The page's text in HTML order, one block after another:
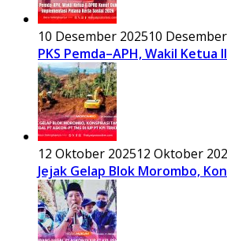
10 Desember 202510
PKS Pemda–APH, Wakil
12 Oktober 202512 Oktober
Jejak Gelap Blok Morombo,